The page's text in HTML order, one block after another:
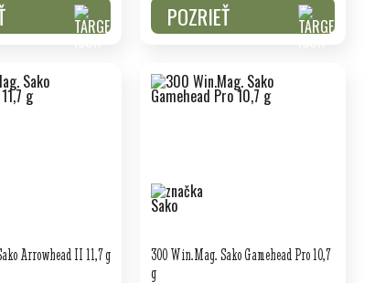
POZRIEŤ
Arrowhead II 11,7 g
300 Win.Mag. Sako Gamehead Pro 10,7
g